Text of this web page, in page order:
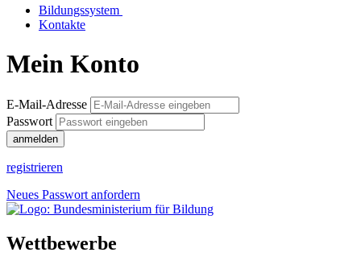
Bildungssystem
Kontakte
Mein Konto
E-Mail-Adresse
Passwort
anmelden
registrieren
Neues Passwort anfordern
Wettbewerbe